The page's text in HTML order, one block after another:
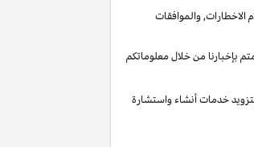
الاخطارات, والموافقات
بإخبارنا من خلال معلوماتكم
خدمات أنشاء واستشارة